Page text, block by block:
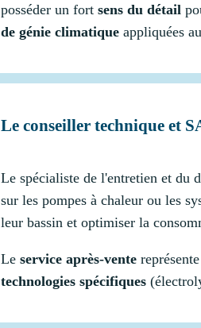
posséder un fort sens du détail
de génie climatique appliquées
Le conseiller technique et
Le spécialiste de l'entretien et du
sur les pompes à chaleur ou les
leur bassin et optimiser la
Le service après-vente
technologies spécifiques